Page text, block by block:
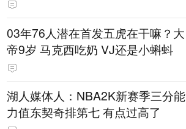
03年76人潜在首发五虎在干嘛？大
帝9岁 马克西吃奶 VJ还是小蝌蚪
湖人媒体人：NBA2K新赛季三分能
力值东契奇排第七 有点过高了